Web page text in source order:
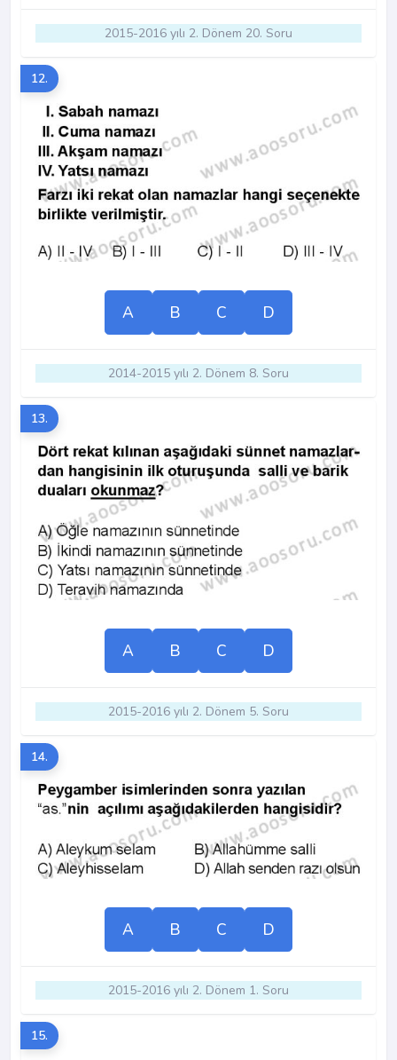
2015-2016 yılı 2. Dönem 20. Soru
12.
A B C D
2014-2015 yılı 2. Dönem 8. Soru
13.
A B C D
2015-2016 yılı 2. Dönem 5. Soru
14.
A B C D
2015-2016 yılı 2. Dönem 1. Soru
15.